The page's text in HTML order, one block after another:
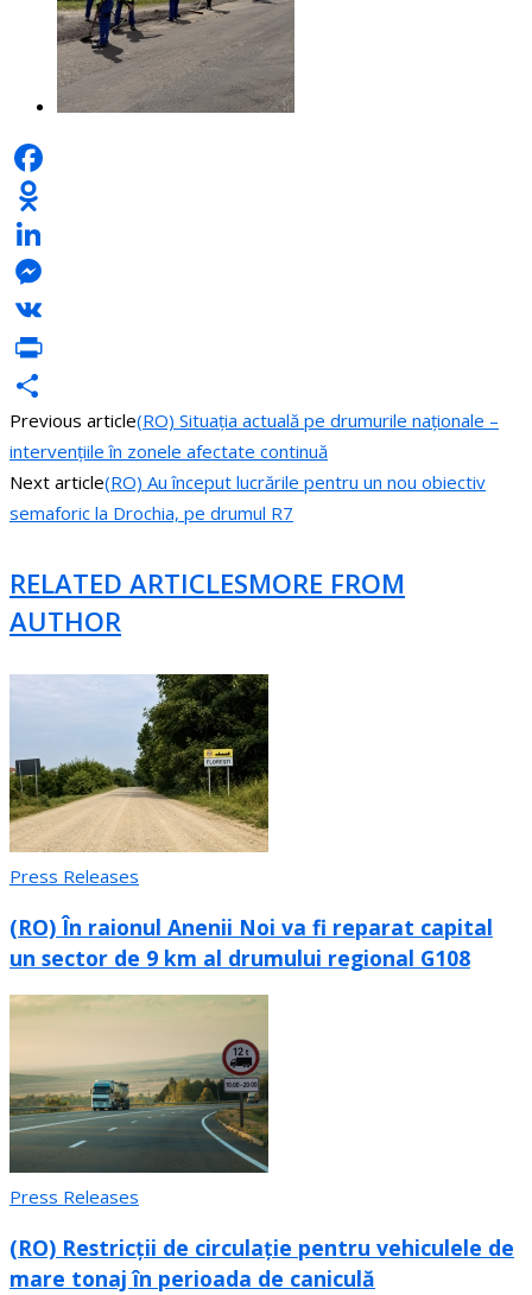
Facebook
Odnoklassniki
LinkedIn
Messenger
VK
PrintFriendly
Share
Previous article(RO) Situația actuală pe drumurile naționale –
intervențiile în zonele afectate continuă
Next article(RO) Au început lucrările pentru un nou obiectiv
semaforic la Drochia, pe drumul R7
RELATED ARTICLESMORE FROM
AUTHOR
Press Releases
(RO) În raionul Anenii Noi va fi reparat capital
un sector de 9 km al drumului regional G108
Press Releases
(RO) Restricții de circulație pentru vehiculele de
mare tonaj în perioada de caniculă